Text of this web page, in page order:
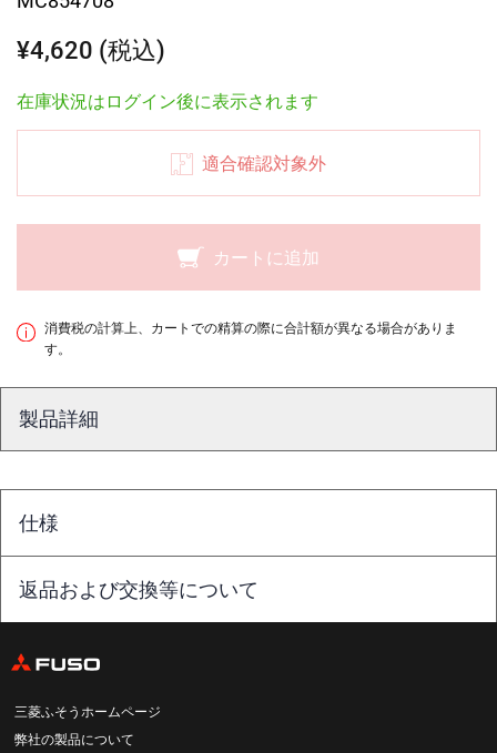
¥4,620 (税込)
在庫状況はログイン後に表示されます
適合確認対象外
カートに追加
消費税の計算上、カートでの精算の際に合計額が異なる場合がありま
す。
製品詳細
仕様
返品および交換等について
三菱ふそうホームページ
弊社の製品について